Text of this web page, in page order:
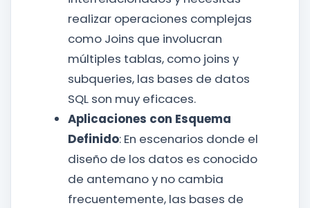
realizar operaciones complejas
como Joins que involucran
múltiples tablas, como joins y
subqueries, las bases de datos
SQL son muy eficaces.
Aplicaciones con Esquema
Definido: En escenarios donde el
diseño de los datos es conocido
de antemano y no cambia
frecuentemente, las bases de